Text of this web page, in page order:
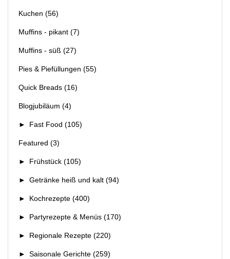
Kuchen (56)
Muffins - pikant (7)
Muffins - süß (27)
Pies & Piefüllungen (55)
Quick Breads (16)
Blogjubiläum (4)
► Fast Food (105)
Featured (3)
► Frühstück (105)
► Getränke heiß und kalt (94)
► Kochrezepte (400)
► Partyrezepte & Menüs (170)
► Regionale Rezepte (220)
► Saisonale Gerichte (259)